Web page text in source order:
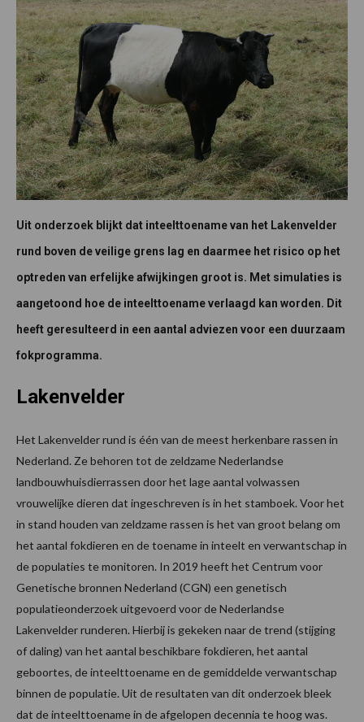
Uit onderzoek blijkt dat inteelttoename van het Lakenvelder
rund boven de veilige grens lag en daarmee het risico op het
optreden van erfelijke afwijkingen groot is. Met simulaties is
aangetoond hoe de inteelttoename verlaagd kan worden. Dit
heeft geresulteerd in een aantal adviezen voor een duurzaam
fokprogramma.
Lakenvelder
Het Lakenvelder rund is één van de meest herkenbare rassen in
Nederland. Ze behoren tot de zeldzame Nederlandse
landbouwhuisdierrassen door het lage aantal volwassen
vrouwelijke dieren dat ingeschreven is in het stamboek. Voor het
in stand houden van zeldzame rassen is het van groot belang om
het aantal fokdieren en de toename in inteelt en verwantschap in
de populaties te monitoren. In 2019 heeft het Centrum voor
Genetische bronnen Nederland (CGN) een genetisch
populatieonderzoek uitgevoerd voor de Nederlandse
Lakenvelder runderen. Hierbij is gekeken naar de trend (stijging
of daling) van het aantal beschikbare fokdieren, het aantal
geboortes, de inteelttoename en de gemiddelde verwantschap
binnen de populatie. Uit de resultaten van dit onderzoek bleek
dat de inteelttoename in de afgelopen decennia te hoog was.